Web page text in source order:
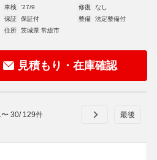
車検 '27/9 修復
なし
保証
保証付 整備
法定整備付
住所
茨城県 常総市
見積もり・在庫確認
〜 30/ 129件